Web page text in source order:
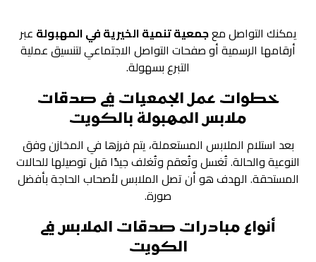
يمكنك التواصل معجمعية تنمية الخيرية في المهبولة عبر
أرقامها الرسمية أو صفحات التواصل الاجتماعي لتنسيق عملية
التبرع بسهولة.
خطوات عمل الجمعيات في صدقات
ملابس المهبولة بالكويت
بعد استلام الملابس المستعملة، يتم فرزها في المخازن وفق
النوعية والحالة. تُغسل وتُعقم وتُغلف جيدًا قبل توصيلها للحالات
المستحقة. الهدف هو أن تصل الملابس لأصحاب الحاجة بأفضل
صورة.
أنواع مبادرات صدقات الملابس في
الكويت